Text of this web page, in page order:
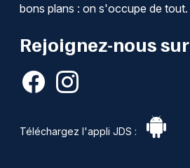
bons plans : on s'occupe de tout.
Rejoignez-nous sur
Téléchargez l'appli JDS :